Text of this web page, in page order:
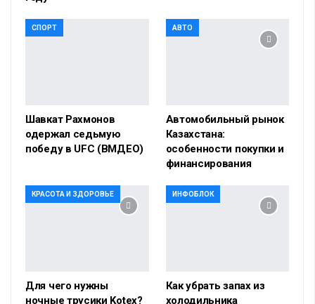
СПОРТ
Шавкат Рахмонов
одержал седьмую
победу в UFC (ВМДЕО)
АВТО
Автомобильный рынок
Казахстана:
особенности покупки и
финансирования
КРАСОТА И ЗДОРОВЬЕ
Для чего нужны
ночные трусики Kotex?
ИНФОБЛОК
Как убрать запах из
холодильника